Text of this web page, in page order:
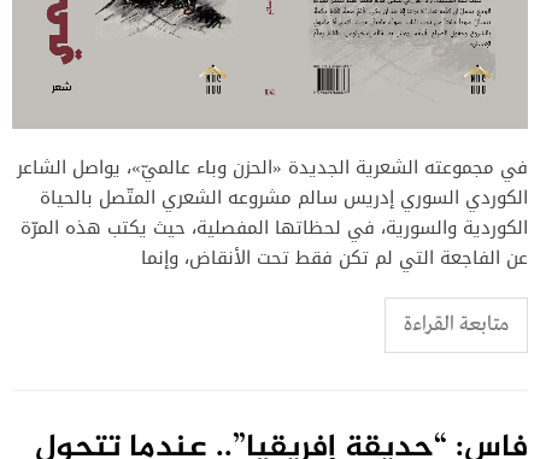
في مجموعته الشعرية الجديدة «الحزن وباء عالميّ»، يواصل الشاعر
الكوردي السوري إدريس سالم مشروعه الشعري المتّصل بالحياة
الكوردية والسورية، في لحظاتها المفصلية، حيث يكتب هذه المرّة
عن الفاجعة التي لم تكن فقط تحت الأنقاض، وإنما
متابعة القراءة